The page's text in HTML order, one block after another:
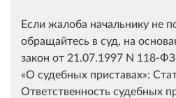
Если жалоба начальнику не
обращайтесь в суд, на
закон от 21.07.1997 N 118-
«О судебных приставах»​:
Ответственность судебных